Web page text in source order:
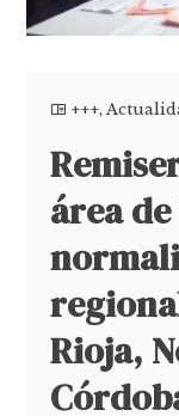
+++,
área
Rioja,